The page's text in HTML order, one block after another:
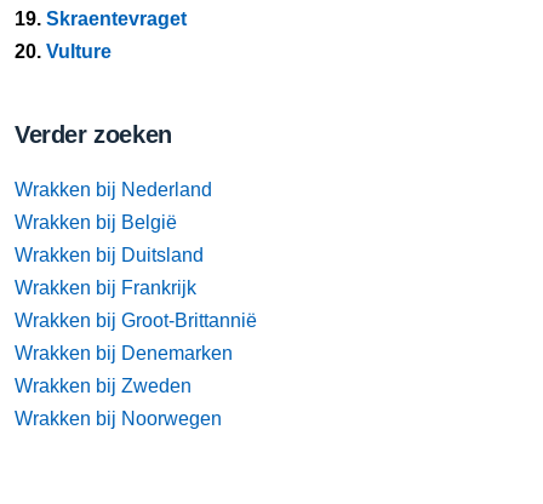
19. Skraentevraget
20. Vulture
Verder zoeken
Wrakken bij Nederland
Wrakken bij België
Wrakken bij Duitsland
Wrakken bij Frankrijk
Wrakken bij Groot-Brittannië
Wrakken bij Denemarken
Wrakken bij Zweden
Wrakken bij Noorwegen